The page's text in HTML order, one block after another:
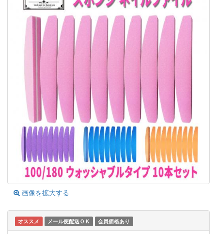
画像を拡大する
オススメ メール便配送ＯＫ 会員価格あり